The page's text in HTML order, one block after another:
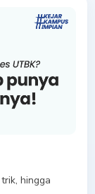
hingga